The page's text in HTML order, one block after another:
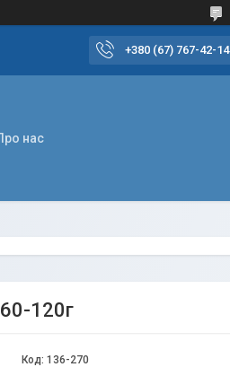
+380 (67) 767-42-14
нас
120г
Код: 136-270